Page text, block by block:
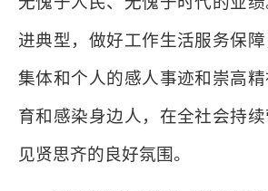
进典型，做好工作生活服务保
集体和个人的感人事迹和崇高
育和感染身边人，在全社会持续
见贤思齐的良好氛围。